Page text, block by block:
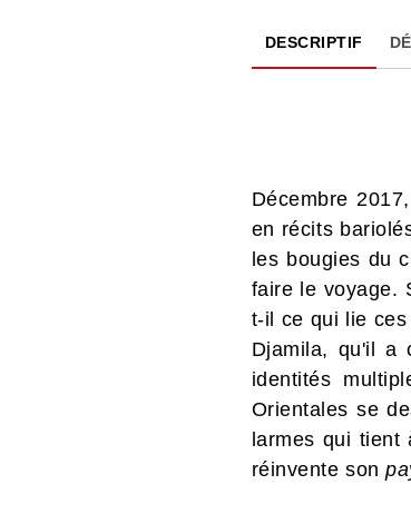
DESCRIPTIF
Décembre
en récits
les bougies du
faire le voyage.
t-il ce qui lie
Djamila, qu'il a
identités
Orientales se
larmes qui tient
réinvente son